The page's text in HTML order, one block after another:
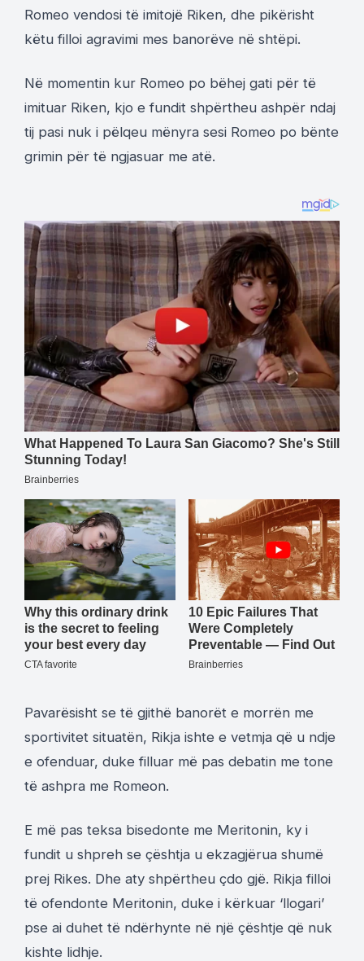
Romeo vendosi të imitojë Riken, dhe pikërisht
këtu filloi agravimi mes banorëve në shtëpi.
Në momentin kur Romeo po bëhej gati për të
imituar Riken, kjo e fundit shpërtheu ashpër ndaj
tij pasi nuk i pëlqeu mënyra sesi Romeo po bënte
grimin për të ngjasuar me atë.
Pavarësisht se të gjithë banorët e morrën me
sportivitet situatën, Rikja ishte e vetmja që u ndje
e ofenduar, duke filluar më pas debatin me tone
të ashpra me Romeon.
E më pas teksa bisedonte me Meritonin, ky i
fundit u shpreh se çështja u ekzagjërua shumë
prej Rikes. Dhe aty shpërtheu çdo gjë. Rikja filloi
të ofendonte Meritonin, duke i kërkuar ‘llogari’
pse ai duhet të ndërhynte në një çështje që nuk
kishte lidhje.